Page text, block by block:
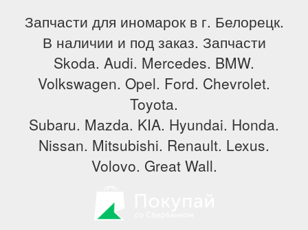
Запчасти для иномарок в г. Белорецк.
В наличии и под заказ. Запчасти
Skoda. Audi. Mercedes. BMW.
Volkswagen. Opel. Ford. Chevrolet.
Toyota.
Subaru. Mazda. KIA. Hyundai. Honda.
Nissan. Mitsubishi. Renault. Lexus.
Volovo. Great Wall.